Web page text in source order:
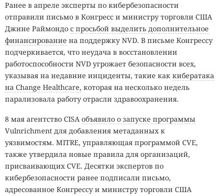
Ранее в апреле эксперты по кибербезопасности
отправили письмо в Конгресс и министру торговли США
Джине Раймондо с просьбой выделить дополнительное
финансирование на поддержку NVD. В письме Конгрессу
подчеркивается, что неудача в восстановлении
работоспособности NVD угрожает безопасности всех,
указывая на недавние инциденты, такие как кибератака
на Change Healthcare, которая на несколько недель
парализовала работу отрасли здравоохранения.
8 мая агентство CISA объявило о запуске программы
Vulnrichment для добавления метаданных к
уязвимостям. MITRE, управляющая программой CVE,
также утвердила новые правила для организаций,
присваивающих CVE. Десятки экспертов по
кибербезопасности ранее подписали письмо,
адресованное Конгрессу и министру торговли США